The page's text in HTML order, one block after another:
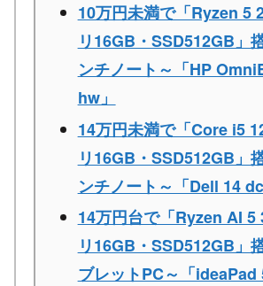
10万円未満で「Ryzen 5
リ16GB・SSD512GB」
ンチノート～「HP
hw」
14万円未満で「Core i5
リ16GB・SSD512GB」
ンチノート～「Dell 14
14万円台で「Ryzen AI 5
リ16GB・SSD512GB」
ブレットPC～「ideaPad